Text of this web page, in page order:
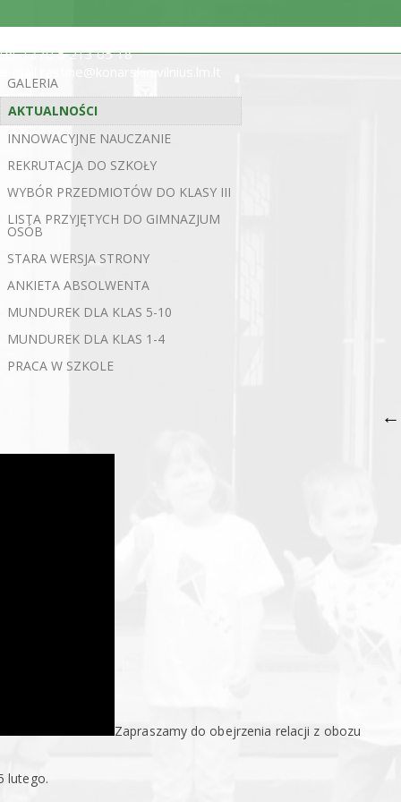
tel. +370 5 213 05 18
GALERIA
AKTUALNOŚCI
INNOWACYJNE NAUCZANIE
REKRUTACJA DO SZKOŁY
WYBÓR PRZEDMIOTÓW DO KLASY III
LISTA PRZYJĘTYCH DO GIMNAZJUM
OSÓB
STARA WERSJA STRONY
ANKIETA ABSOLWENTA
MUNDUREK DLA KLAS 5-10
MUNDUREK DLA KLAS 1-4
PRACA W SZKOLE
←
Zapraszamy do obejrzenia relacji z obozu
lutego.